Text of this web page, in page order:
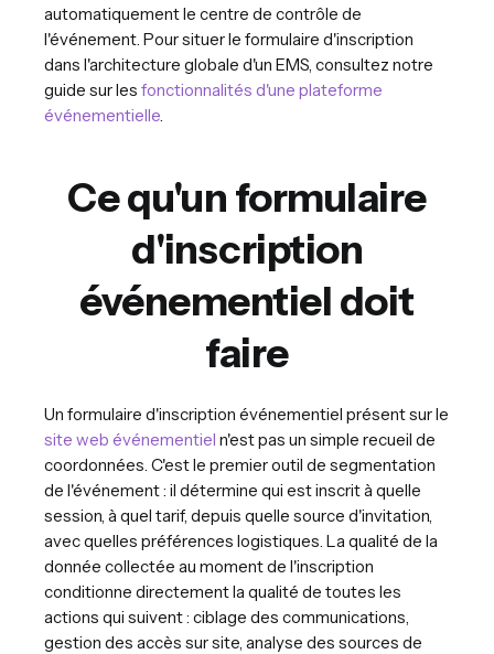
automatiquement le centre de contrôle de
l'événement. Pour situer le formulaire d'inscription
dans l'architecture globale d'un EMS, consultez notre
guide sur les fonctionnalités d'une plateforme
événementielle
Ce qu'un formulaire
d'inscription
événementiel doit
faire
Un formulaire d'inscription événementiel présent sur le
site web événementiel n'est pas un simple recueil de
coordonnées. C'est le premier outil de segmentation
de l'événement : il détermine qui est inscrit à quelle
session, à quel tarif, depuis quelle source d'invitation,
avec quelles préférences logistiques. La qualité de la
donnée collectée au moment de l'inscription
conditionne directement la qualité de toutes les
actions qui suivent : ciblage des communications,
gestion des accès sur site, analyse des sources de